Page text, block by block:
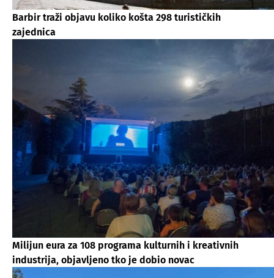
Barbir traži objavu koliko košta 298 turističkih
zajednica
Milijun eura za 108 programa kulturnih i kreativnih
industrija, objavljeno tko je dobio novac